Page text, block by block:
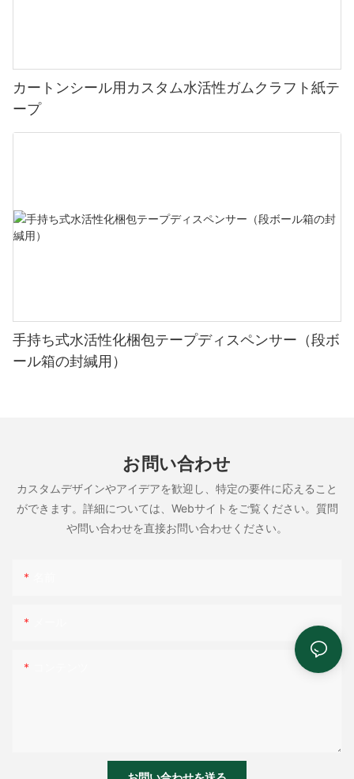
カートンシール用カスタム水活性ガムクラフト紙テ
ープ
手持ち式水活性化梱包テープディスペンサー（段ボ
ール箱の封緘用）
お問い合わせ
カスタムデザインやアイデアを歓迎し、特定の要件に応えること
ができます。詳細については、Webサイトをご覧ください。質問
や問い合わせを直接お問い合わせください。